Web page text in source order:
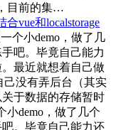
目前的集…
vue和localstorage
个小demo，做了几
吧。毕竟自己能力
最近就想着自己做
己没有弄后台（其实
于数据的存储暂时
小demo，做了几个
。毕竟自己能力还